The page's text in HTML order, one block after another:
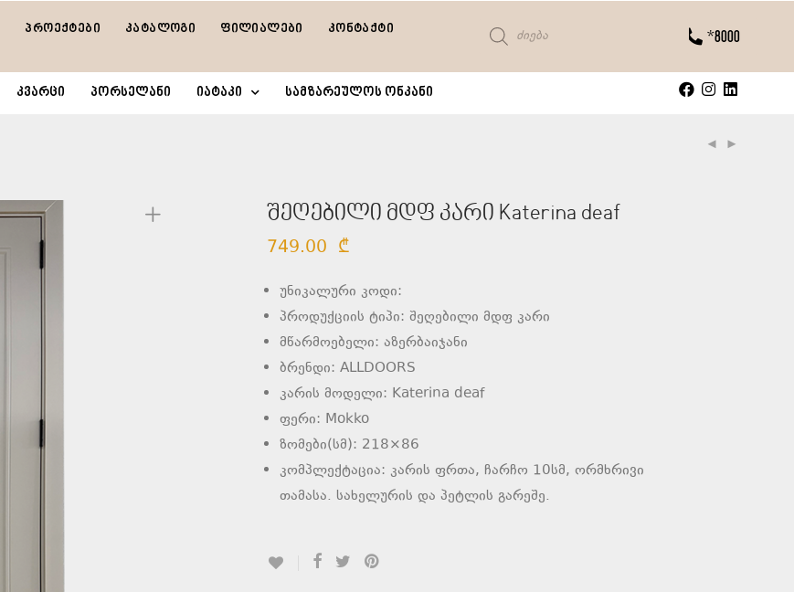
პროექტები კატალოგი ფილიალები
კონტაქტი
*8000
კვარცი პორსელანი იატაკი სამზარეულოს ონკანი
შეღებილი მდფ კარი Katerina deaf
749.00 ₾
უნიკალური კოდი:
პროდუქციის ტიპი: შეღებილი მდფ კარი
მწარმოებელი: აზერბაიჯანი
ბრენდი: ALLDOORS
კარის მოდელი: Katerina deaf
ფერი: Mokko
ზომები(სმ): 218×86
კომპლექტაცია: კარის ფრთა, ჩარჩო 10სმ, ორმხრივი
თამასა. სახელურის და პეტლის გარეშე.